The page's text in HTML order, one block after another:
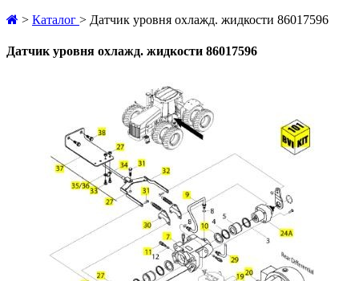
> Каталог > Датчик уровня охлажд. жидкости 86017596
Датчик уровня охлажд. жидкости 86017596